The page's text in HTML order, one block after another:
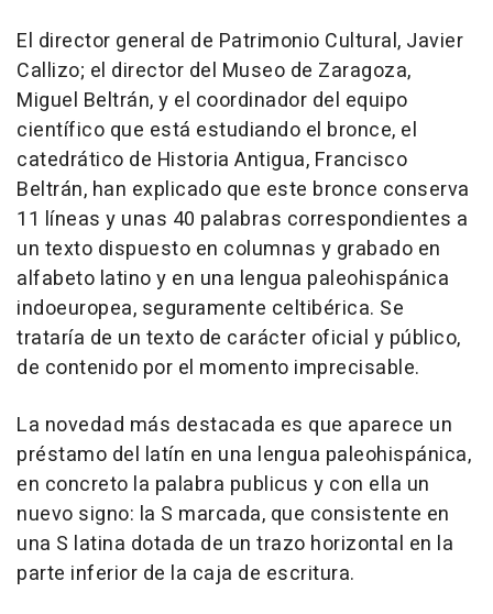
El director general de Patrimonio Cultural, Javier
Callizo; el director del Museo de Zaragoza,
Miguel Beltrán, y el coordinador del equipo
científico que está estudiando el bronce, el
catedrático de Historia Antigua, Francisco
Beltrán, han explicado que este bronce conserva
11 líneas y unas 40 palabras correspondientes a
un texto dispuesto en columnas y grabado en
alfabeto latino y en una lengua paleohispánica
indoeuropea, seguramente celtibérica. Se
trataría de un texto de carácter oficial y público,
de contenido por el momento imprecisable.
La novedad más destacada es que aparece un
préstamo del latín en una lengua paleohispánica,
en concreto la palabra publicus y con ella un
nuevo signo: la S marcada, que consistente en
una S latina dotada de un trazo horizontal en la
parte inferior de la caja de escritura.